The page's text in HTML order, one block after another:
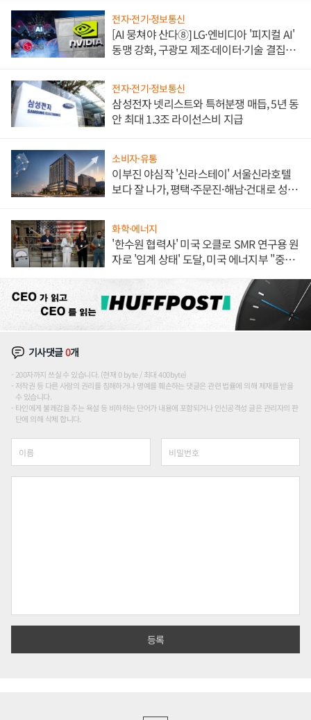
전자·전기·정보통신
[AI 뭉쳐야 산다⑧] LG·엔비디아 '피지컬 AI'
동맹 강화, 구광모 제조·데이터·기술 결집
전자·전기·정보통신
삼성전자 넷리스트와 특허분쟁 매듭, 5년 동
안 최대 1.3조 라이선스비 지급
소비자·유통
이부진 야심작 '신라스테이' 서울신라호텔
보다 잘 나가, 평택·주문진·해남·건대로 성
화학·에너지
'한수원 협력사' 미국 오클로 SMR 연구용 원
자로 '임계 상태' 도달, 미국 에너지부 "중요
기사댓글0개
200자까지 쓰실 수 있습니다. (현재 0 byte / 최대 400byte)
저작권 등 다른 사람의 권리를 침해하거나 명예를 훼손하는 댓글은 관련 법률에 의해 제재를 받을
수 있습니다.
타인에게 불쾌감을 주는 욕설 등 비하하는 단어가 내용에 포함되거나 인신공격성 글은 관리자의 판
단에 의해 삭제 합니다.